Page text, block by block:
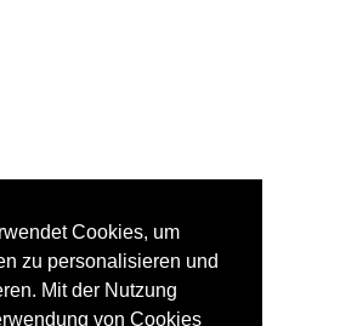
Cookies, um
zu personalisieren und
Mit der Nutzung
von Cookies